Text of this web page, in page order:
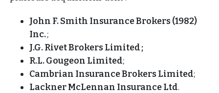
John F. Smith Insurance Brokers (1982)
Inc.;
J.G. Rivet Brokers Limited ;
R.L. Gougeon Limited;
Cambrian Insurance Brokers Limited;
Lackner McLennan Insurance Ltd.